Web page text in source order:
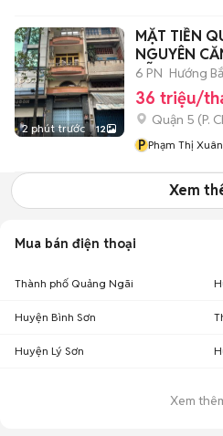
2 phút trước 12
MẶT TIỀN
NGUYÊN
RẪY
6 PN Hướng
36 triệu/
Quận 5 (P.
P Phạm Thị
Xem
Mua bán điện thoại
Thành phố Quảng Ngãi
Huyện Bình Sơn
Huyện Lý Sơn
Xem